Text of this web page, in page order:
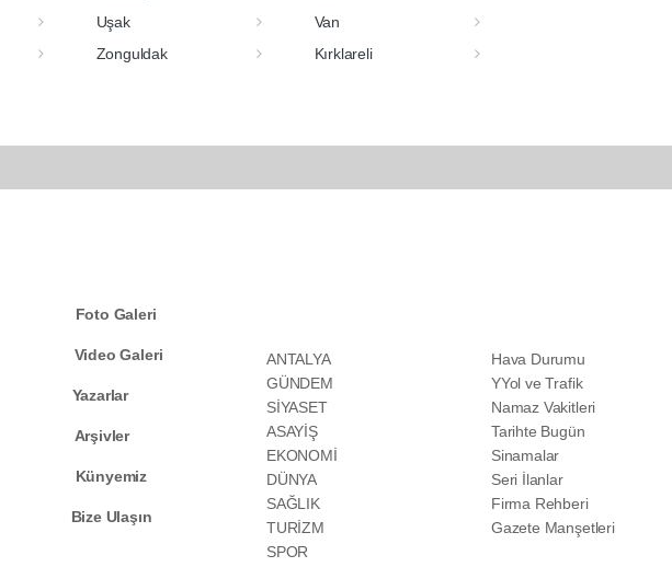
Uşak
Van
Zonguldak
Kırklareli
Foto Galeri
Video Galeri
Yazarlar
Arşivler
Künyemiz
Bize Ulaşın
ANTALYA
GÜNDEM
SİYASET
ASAYİŞ
EKONOMİ
DÜNYA
SAĞLIK
TURİZM
SPOR
Hava Durumu
YYol ve Trafik
Namaz Vakitleri
Tarihte Bugün
Sinamalar
Seri İlanlar
Firma Rehberi
Gazete Manşetleri